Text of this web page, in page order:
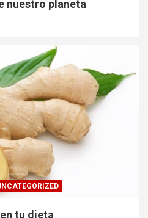
nuestro planeta
tu dieta